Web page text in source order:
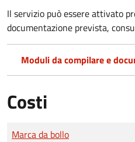
Il servizio può essere attivato
documentazione prevista,
Moduli da compilare e
Costi
Tipo di pagamento
Importo
Marca da bollo